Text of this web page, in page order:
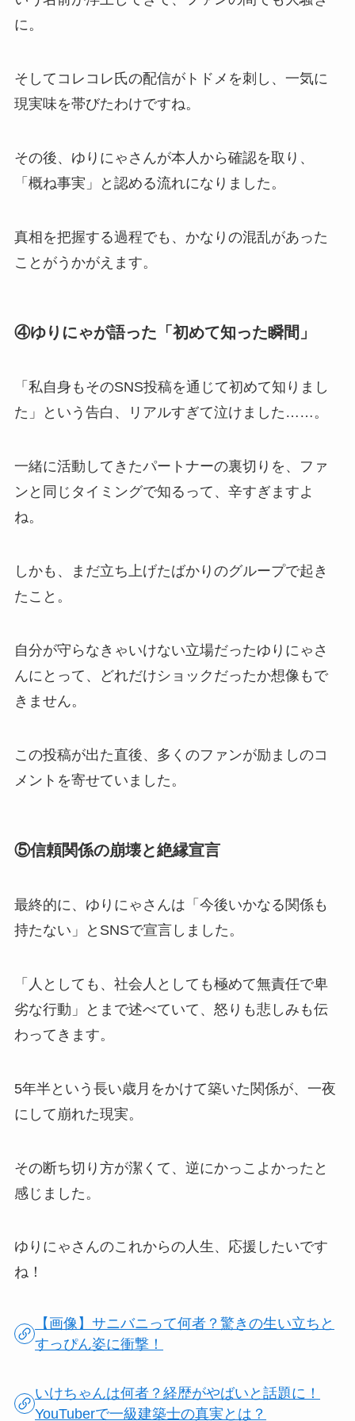
に。
そしてコレコレ氏の配信がトドメを刺し、一気に
現実味を帯びたわけですね。
その後、ゆりにゃさんが本人から確認を取り、
「概ね事実」と認める流れになりました。
真相を把握する過程でも、かなりの混乱があった
ことがうかがえます。
④ゆりにゃが語った「初めて知った瞬間」
「私自身もそのSNS投稿を通じて初めて知りまし
た」という告白、リアルすぎて泣けました……。
一緒に活動してきたパートナーの裏切りを、ファ
ンと同じタイミングで知るって、辛すぎますよ
ね。
しかも、まだ立ち上げたばかりのグループで起き
たこと。
自分が守らなきゃいけない立場だったゆりにゃさ
んにとって、どれだけショックだったか想像もで
きません。
この投稿が出た直後、多くのファンが励ましのコ
メントを寄せていました。
⑤信頼関係の崩壊と絶縁宣言
最終的に、ゆりにゃさんは「今後いかなる関係も
持たない」とSNSで宣言しました。
「人としても、社会人としても極めて無責任で卑
劣な行動」とまで述べていて、怒りも悲しみも伝
わってきます。
5年半という長い歳月をかけて築いた関係が、一夜
にして崩れた現実。
その断ち切り方が潔くて、逆にかっこよかったと
感じました。
ゆりにゃさんのこれからの人生、応援したいです
ね！
【画像】サニバニって何者？驚きの生い立ちと
すっぴん姿に衝撃！
いけちゃんは何者？経歴がやばいと話題に！
YouTuberで一級建築士の真実とは？